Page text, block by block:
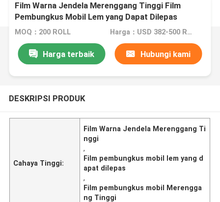
Film Warna Jendela Merenggang Tinggi Film
Pembungkus Mobil Lem yang Dapat Dilepas
MOQ：200 ROLL Harga：USD 382-500 ROLL
Harga terbaik Hubungi kami
DESKRIPSI PRODUK
Cahaya Tinggi:
Film Warna Jendela Merenggang Ti
nggi
,
Film pembungkus mobil lem yang d
apat dilepas
,
Film pembungkus mobil Merengga
ng Tinggi